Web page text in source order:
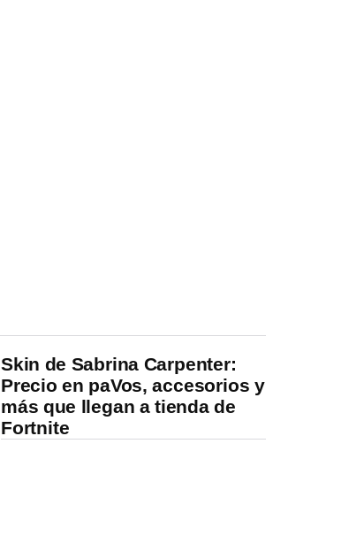
Skin de Sabrina Carpenter:
Precio en paVos, accesorios y
más que llegan a tienda de
Fortnite